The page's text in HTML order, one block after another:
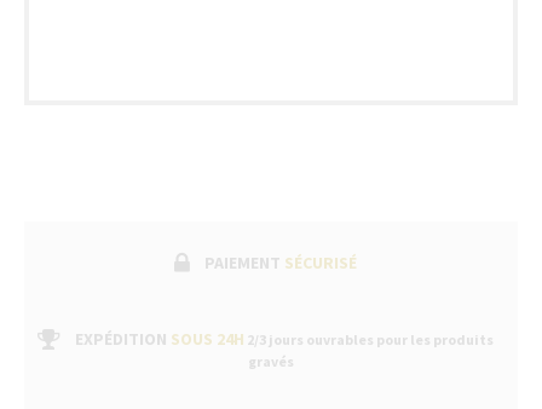
PAIEMENT SÉCURISÉ
EXPÉDITION SOUS 24H 2/3 jours ouvrables pour les produits
gravés